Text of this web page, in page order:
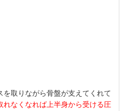
を取りながら骨盤が支えてくれて
れなくなれば上半身から受ける圧